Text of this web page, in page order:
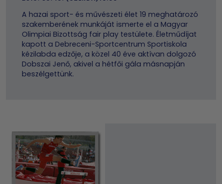
A hazai sport- és művészeti élet 19 meghatározó
szakemberének munkáját ismerte el a Magyar
Olimpiai Bizottság fair play testülete. Életműdíjat
kapott a Debreceni-Sportcentrum Sportiskola
kézilabda edzője, a közel 40 éve aktívan dolgozó
Dobszai Jenő, akivel a hétfői gála másnapján
beszélgettünk.